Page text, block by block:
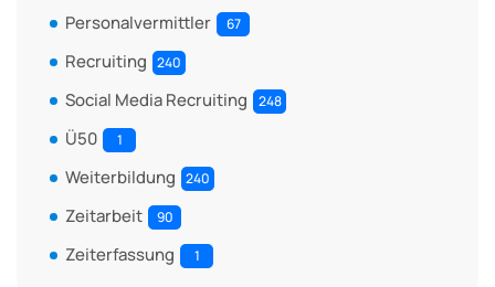
Personalvermittler 67
Recruiting 240
Social Media Recruiting 248
Ü50 1
Weiterbildung 240
Zeitarbeit 90
Zeiterfassung 1